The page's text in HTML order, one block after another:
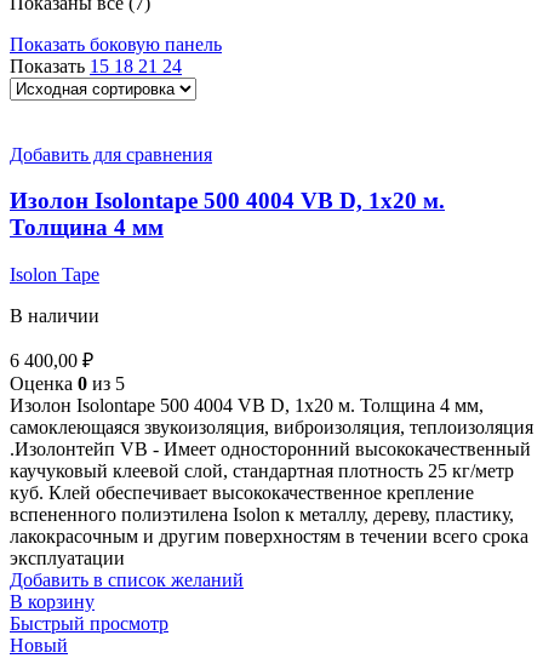
Показать боковую панель
Показать 15 18 21 24
Добавить для сравнения
Изолон Isolontape 500 4004 VB D, 1х20 м.
Толщина 4 мм
Isolon Tape
В наличии
6 400,00 ₽
Оценка 0 из 5
Изолон Isolontape 500 4004 VB D, 1х20 м. Толщина 4 мм,
самоклеющаяся звукоизоляция, виброизоляция, теплоизоляция
.Изолонтейп VB - Имеет односторонний высококачественный
каучуковый клеевой слой, стандартная плотность 25 кг/метр
куб. Клей обеспечивает высококачественное крепление
вспененного полиэтилена Isolon к металлу, дереву, пластику,
лакокрасочным и другим поверхностям в течении всего срока
эксплуатации
Добавить в список желаний
В корзину
Быстрый просмотр
Новый